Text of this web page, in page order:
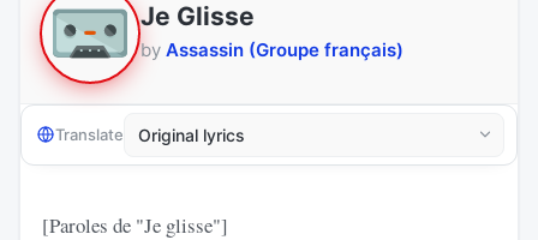
Je Glisse
by Assassin (Groupe français)
Translate
[Paroles de "Je glisse"]